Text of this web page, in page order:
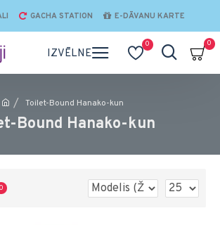
GACHA STATION E-DĀVANU KARTE
0 0
Toilet-Bound Hanako-kun
Bound Hanako-kun
0